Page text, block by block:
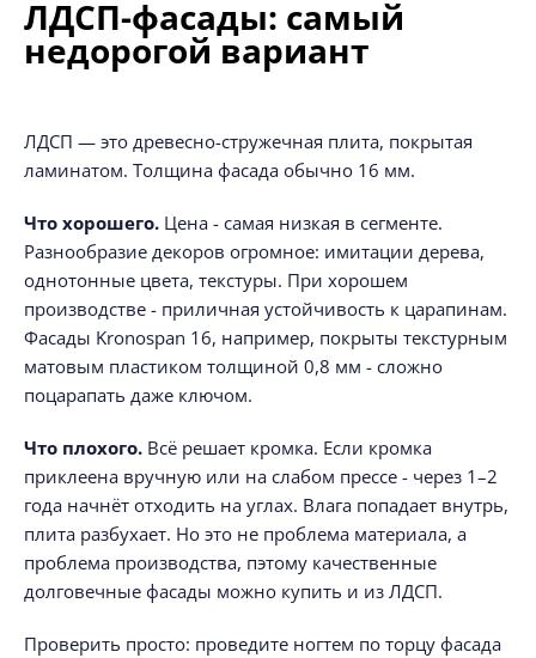
ЛДСП-фасады: самый
недорогой вариант
ЛДСП — это древесно-стружечная плита, покрытая
ламинатом. Толщина фасада обычно 16 мм.
Что хорошего. Цена - самая низкая в сегменте.
Разнообразие декоров огромное: имитации дерева,
однотонные цвета, текстуры. При хорошем
производстве - приличная устойчивость к царапинам.
Фасады Kronospan 16, например, покрыты текстурным
матовым пластиком толщиной 0,8 мм - сложно
поцарапать даже ключом.
Что плохого. Всё решает кромка. Если кромка
приклеена вручную или на слабом прессе - через 1–2
года начнёт отходить на углах. Влага попадает внутрь,
плита разбухает. Но это не проблема материала, а
проблема производства, пэтому качественные
долговечные фасады можно купить и из ЛДСП.
Проверить просто: проведите ногтем по торцу фасада